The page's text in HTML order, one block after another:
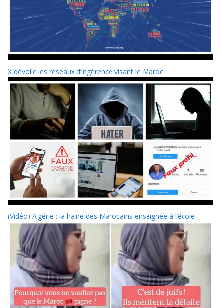
X dévoile les réseaux d’ingérence visant le Maroc
(Vidéo) Algérie : la haine des Marocains enseignée à l’école